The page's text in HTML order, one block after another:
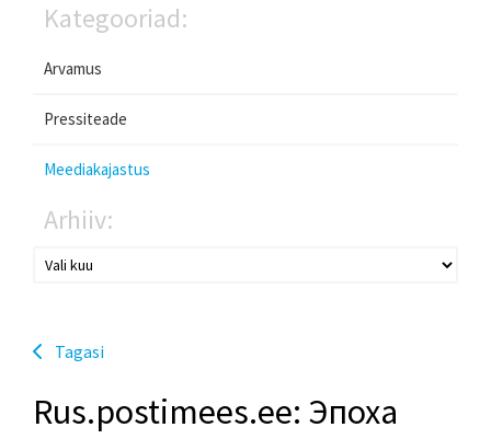
Kategooriad:
Arvamus
Pressiteade
Meediakajastus
Arhiiv:
Tagasi
Rus.postimees.ee: Эпоха